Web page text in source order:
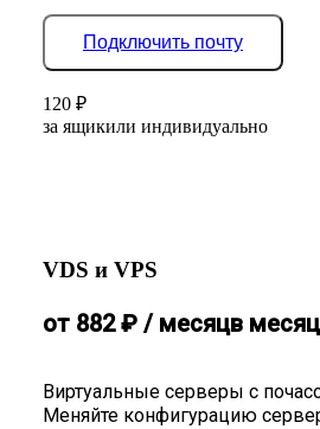
Подключить почту
120 ₽
за ящикили индивидуально
VDS и VPS
Виртуальные серверы с
Меняйте конфигурацию
от 882₽ / месяцв месяц